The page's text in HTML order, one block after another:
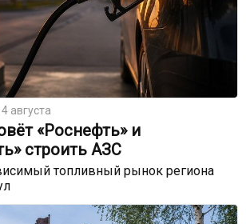
августа
«Роснефть» и
строить АЗС
топливный рынок региона